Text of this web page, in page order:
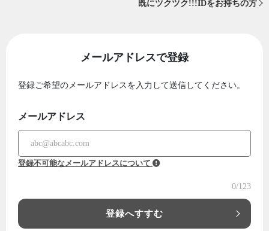
既にツクツク!!!IDをお持ちの方
メールアドレスで登録
登録ご希望のメールアドレスを入力して送信してください。
メールアドレス
登録不可能なメールアドレスについて
0/123
登録へすすむ